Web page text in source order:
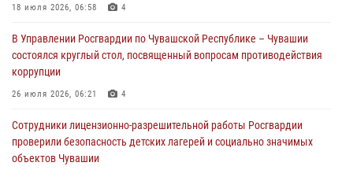
поздравил специалистов подразделений тыла с профессиональным
01 августа 2026, 00:01
18 июля 2026, 06:58 4
В Управлении Росгвардии по Чувашской Республике – Чувашии
состоялся круглый стол, посвященный вопросам противодействия
коррупции
26 июля 2026, 06:21 4
Сотрудники лицензионно-разрешительной работы Росгвардии
проверили безопасность детских лагерей и социально значимых
объектов Чувашии